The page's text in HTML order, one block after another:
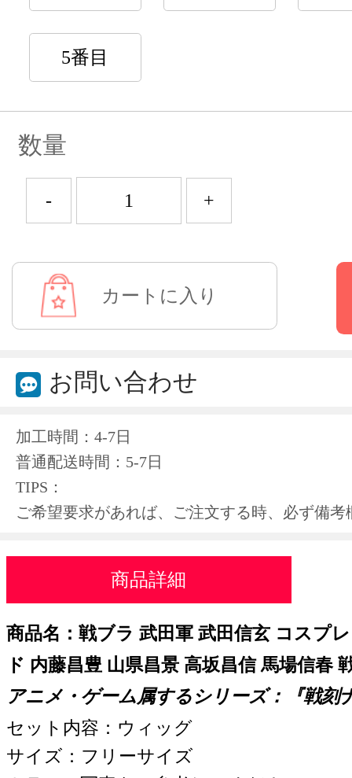
5番目
数量
- +
お問い合わせ
加工時間：4-7日
普通配送時間：5-7日
TIPS：
ご希望要求があれば、ご注文する時、必ず備
商品詳細
商品名：戦ブラ 武田軍 武田信玄 コスプ
ド 内藤昌豊 山県昌景 高坂昌信 馬場信春
アニメ・ゲーム属するシリーズ：『戦刻
セット内容：ウィッグ
サイズ：フリーサイズ